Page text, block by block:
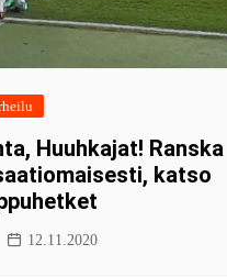
Huuhkajat! Ranska
katso
12.11.2020